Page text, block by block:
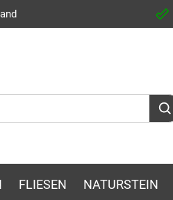
FLIESEN NATURSTEIN